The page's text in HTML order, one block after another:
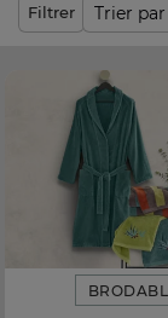
Filtrer
Trier par